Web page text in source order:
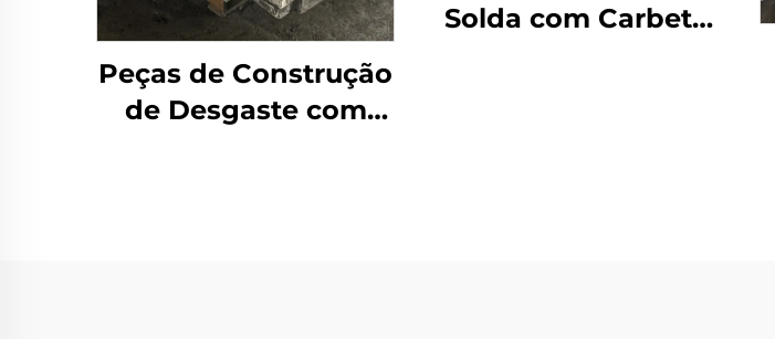
Peças de Construção
de Desgaste com
Solda com Carbeto